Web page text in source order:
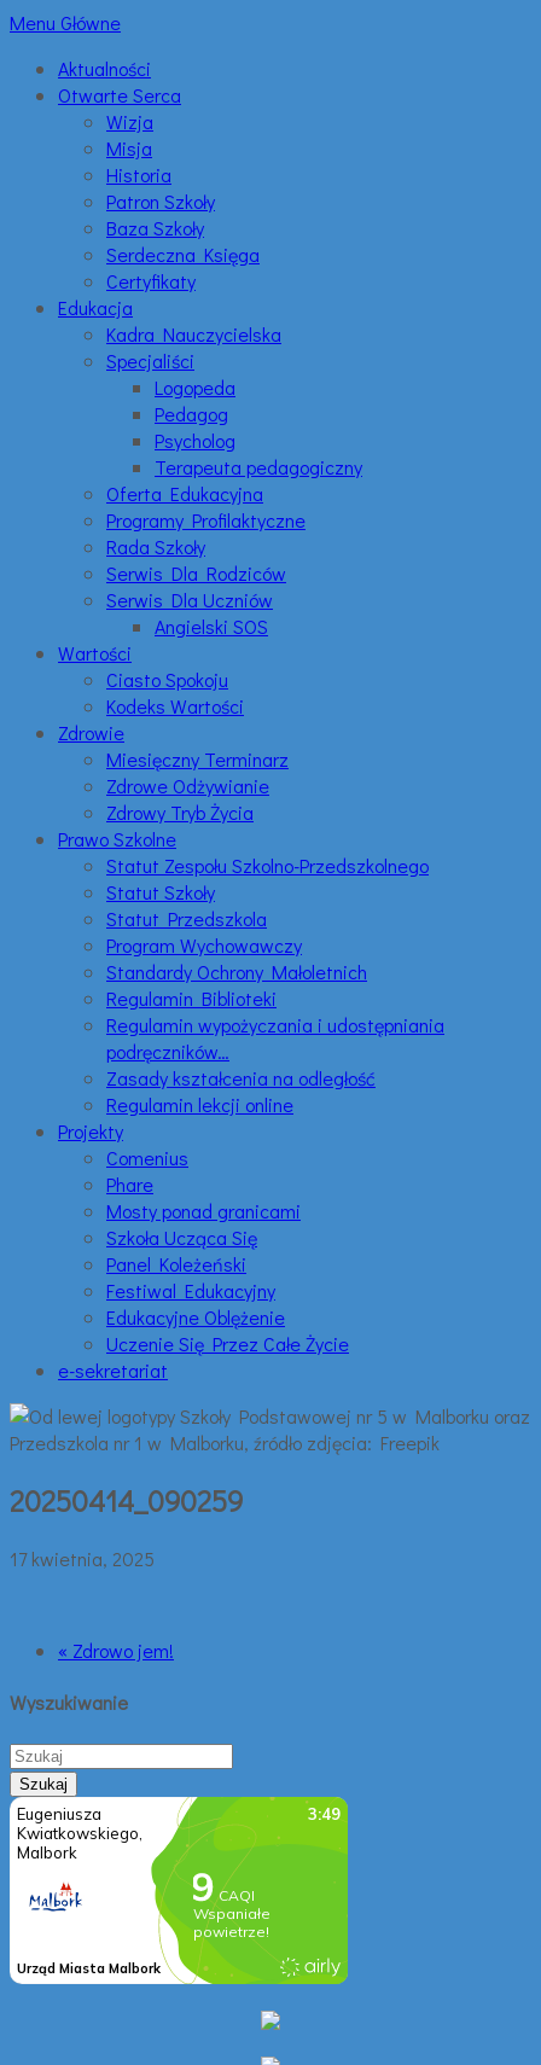
Menu Główne
Aktualności
Otwarte Serca
Wizja
Misja
Historia
Patron Szkoły
Baza Szkoły
Serdeczna Księga
Certyfikaty
Edukacja
Kadra Nauczycielska
Specjaliści
Logopeda
Pedagog
Psycholog
Terapeuta pedagogiczny
Oferta Edukacyjna
Programy Profilaktyczne
Rada Szkoły
Serwis Dla Rodziców
Serwis Dla Uczniów
Angielski SOS
Wartości
Ciasto Spokoju
Kodeks Wartości
Zdrowie
Miesięczny Terminarz
Zdrowe Odżywianie
Zdrowy Tryb Życia
Prawo Szkolne
Statut Zespołu Szkolno-Przedszkolnego
Statut Szkoły
Statut Przedszkola
Program Wychowawczy
Standardy Ochrony Małoletnich
Regulamin Biblioteki
Regulamin wypożyczania i udostępniania
podręczników…
Zasady kształcenia na odległość
Regulamin lekcji online
Projekty
Comenius
Phare
Mosty ponad granicami
Szkoła Ucząca Się
Panel Koleżeński
Festiwal Edukacyjny
Edukacyjne Oblężenie
Uczenie Się Przez Całe Życie
e-sekretariat
20250414_090259
17 kwietnia, 2025
« Zdrowo jem!
Wyszukiwanie